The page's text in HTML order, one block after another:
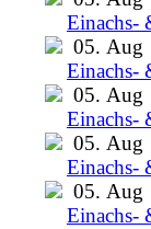
Einachs-
05. Aug
Einachs-
05. Aug
Einachs-
05. Aug
Einachs-
05. Aug
Einachs-